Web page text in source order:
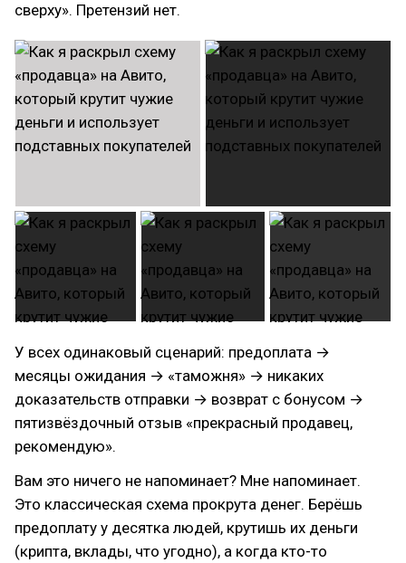
сверху». Претензий нет.
У всех одинаковый сценарий: предоплата →
месяцы ожидания → «таможня» → никаких
доказательств отправки → возврат с бонусом →
пятизвёздочный отзыв «прекрасный продавец,
рекомендую».
Вам это ничего не напоминает? Мне напоминает.
Это классическая схема прокрута денег. Берёшь
предоплату у десятка людей, крутишь их деньги
(крипта, вклады, что угодно), а когда кто-то